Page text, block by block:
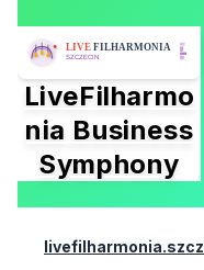
LiveFilharmo
nia Business
Symphony